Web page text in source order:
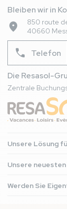
Bleiben wir in
place
850 route
40660
phone Telefon
Die Resasol-
Zentrale
Unsere Lösung
Unsere
Werden Sie